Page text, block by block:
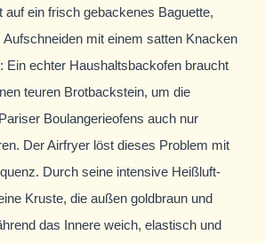
auf ein frisch gebackenes Baguette,
mit einem satten Knacken
Ein echter Haushaltsbackofen braucht
teuren Brotbackstein, um die
Boulangerieofens auch nur
Der Airfryer löst dieses Problem mit
Durch seine intensive Heißluft-
Kruste, die außen goldbraun und
das Innere weich, elastisch und